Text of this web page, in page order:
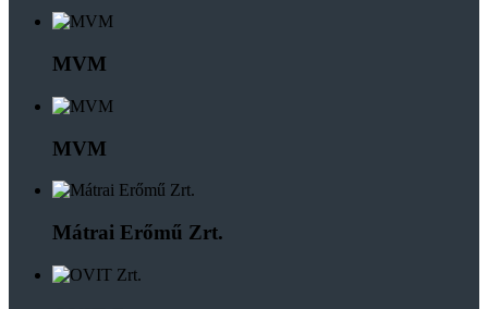
MVM
MVM
Mátrai Erőmű Zrt.